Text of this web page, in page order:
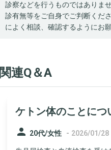
診察などを行うものではありま
診有無等をご自身でご判断くだ
によく相談、確認するようにお
関連Q＆A
ケトン体のことにつ
person 20代/女性 - 2026/01/28